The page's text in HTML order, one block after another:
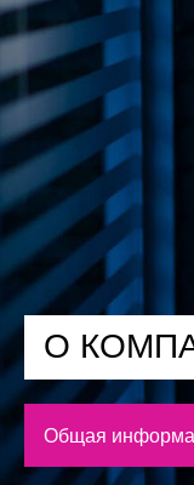
О
Общая